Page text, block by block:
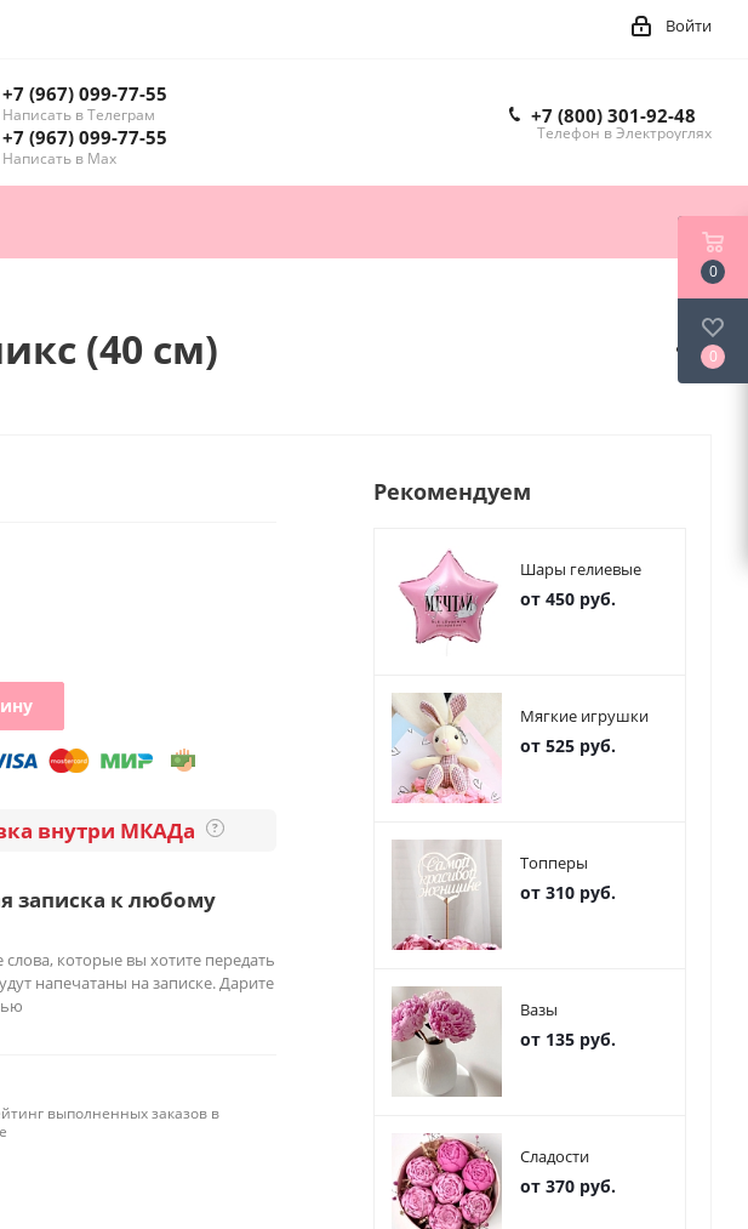
Войти
+7 (967) 099-77-55
Написать в Телеграм
+7 (967) 099-77-55
Написать в Мах
+7 (800) 301-92-48
Телефон в Электроуглях
(40 см)
внутри МКАДа ?
записка к любому
которые вы хотите передать
напечатаны на записке. Дарите
выполненных заказов в
Рекомендуем
Шары гелиевые
от 450 руб.
Мягкие игрушки
от 525 руб.
Топперы
от 310 руб.
Вазы
от 135 руб.
Сладости
от 370 руб.
0
0